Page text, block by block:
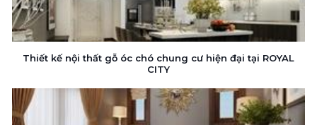
Thiết kế nội thất gỗ óc chó chung cư hiện đại tại ROYAL
CITY